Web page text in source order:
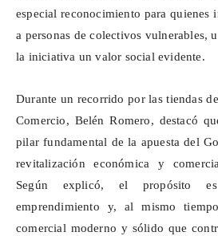
especial reconocimiento para quienes
a personas de colectivos vulnerables,
la iniciativa un valor social evidente.
Durante un recorrido por las tiendas
Comercio, Belén Romero, destacó
pilar fundamental de la apuesta del
revitalización económica y
Según explicó, el propósito
emprendimiento y, al mismo
comercial moderno y sólido que